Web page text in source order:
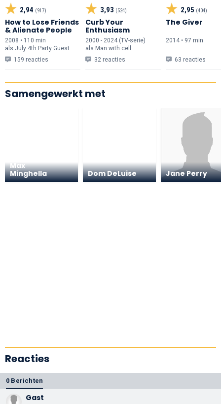
2,94 (917)
How to Lose Friends
& Alienate People
2008 • 110 min
als July 4th Party Guest
159 reacties
3,93 (524)
Curb Your
Enthusiasm
2000 - 2024 (TV-serie)
als Man with cell
32 reacties
2,95 (404)
The Giver
2014 • 97 min
63 reacties
Samengewerkt met
Max
Minghella
Dom DeLuise Jane Perry
Reacties
0 Berichten
Gast